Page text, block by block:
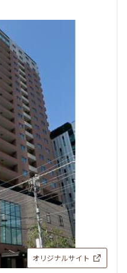
オリジナルサイト